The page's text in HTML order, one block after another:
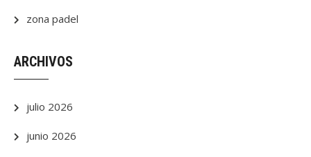
zona padel
ARCHIVOS
julio 2026
junio 2026